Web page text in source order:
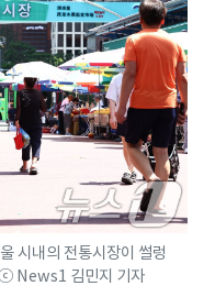
시내의 전통시장이 썰렁
News1 김민지 기자